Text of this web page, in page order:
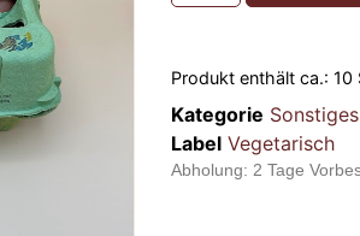
Produkt enthält ca.: 10
Kategorie Sonstiges
Label Vegetarisch
Abholung: 2 Tage